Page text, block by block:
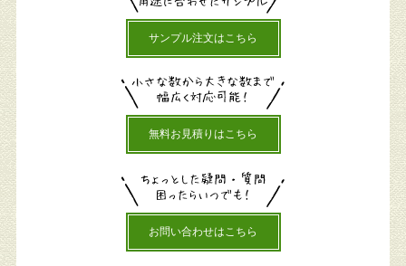
サンプル注文はこちら
無料お見積りはこちら
お問い合わせはこちら